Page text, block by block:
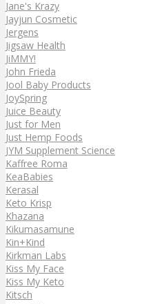
Jane's Krazy
Jayjun Cosmetic
Jergens
Jigsaw Health
JiMMY!
John Frieda
Jool Baby Products
JoySpring
Juice Beauty
Just for Men
Just Hemp Foods
JYM Supplement Science
Kaffree Roma
KeaBabies
Kerasal
Keto Krisp
Khazana
Kikumasamune
Kin+Kind
Kirkman Labs
Kiss My Face
Kiss My Keto
Kitsch